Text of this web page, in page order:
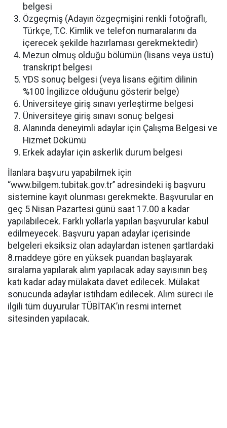
belgesi
Özgeçmiş (Adayın özgeçmişini renkli fotoğraflı,
Türkçe, T.C. Kimlik ve telefon numaralarını da
içerecek şekilde hazırlaması gerekmektedir)
Mezun olmuş olduğu bölümün (lisans veya üstü)
transkript belgesi
YDS sonuç belgesi (veya lisans eğitim dilinin
%100 İngilizce olduğunu gösterir belge)
Üniversiteye giriş sınavı yerleştirme belgesi
Üniversiteye giriş sınavı sonuç belgesi
Alanında deneyimli adaylar için Çalışma Belgesi ve
Hizmet Dökümü
Erkek adaylar için askerlik durum belgesi
İlanlara başvuru yapabilmek için
‘’www.bilgem.tubitak.gov.tr’’ adresindeki iş başvuru
sistemine kayıt olunması gerekmekte. Başvurular en
geç 5 Nisan Pazartesi günü saat 17.00 a kadar
yapılabilecek. Farklı yollarla yapılan başvurular kabul
edilmeyecek. Başvuru yapan adaylar içerisinde
belgeleri eksiksiz olan adaylardan istenen şartlardaki
8.maddeye göre en yüksek puandan başlayarak
sıralama yapılarak alım yapılacak aday sayısının beş
katı kadar aday mülakata davet edilecek. Mülakat
sonucunda adaylar istihdam edilecek. Alım süreci ile
ilgili tüm duyurular TÜBİTAK’ın resmi internet
sitesinden yapılacak.